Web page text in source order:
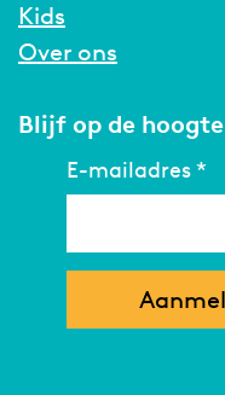
Kids
Over ons
Blijf op de hoogte
E-mailadres*